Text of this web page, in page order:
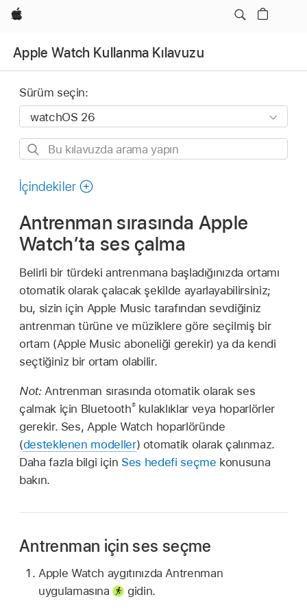
wzlhp
Apple Watch Kullanma Kılavuzu
Sürüm seçin:
Bu
arama
İçindekiler
Antrenman sırasında Apple
Watch’ta ses çalma
Belirli bir türdeki antrenmana başladığınızda ortamı
otomatik olarak çalacak şekilde ayarlayabilirsiniz;
bu, sizin için Apple Music tarafından sevdiğiniz
antrenman türüne ve müziklere göre seçilmiş bir
ortam (Apple Music aboneliği gerekir) ya da kendi
seçtiğiniz bir ortam olabilir.
Not: Antrenman sırasında otomatik olarak ses
çalmak için Bluetooth®kulaklıklar veya hoparlörler
gerekir. Ses, Apple Watch hoparlöründe
(desteklenen modeller) otomatik olarak çalınmaz.
Daha fazla bilgi için Ses hedefi seçme konusuna
bakın.
Antrenman için ses seçme
Apple Watch aygıtınızda Antrenman
uygulamasına
gidin.